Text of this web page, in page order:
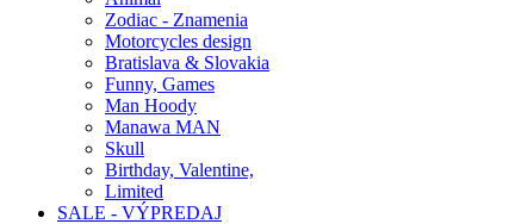
Zodiac - Znamenia
Motorcycles design
Bratislava & Slovakia
Funny, Games
Man Hoody
Manawa MAN
Skull
Birthday, Valentine,
Limited
SALE - VÝPREDAJ